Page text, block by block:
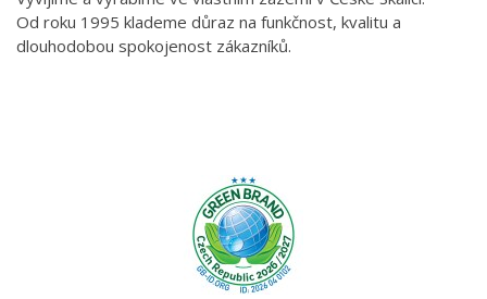
Od roku 1995 klademe důraz na funkčnost, kvalitu a
dlouhodobou spokojenost zákazníků.